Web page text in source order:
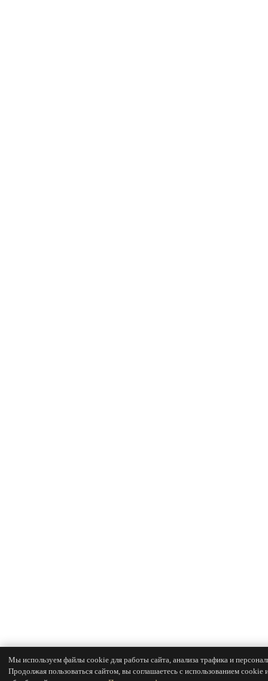
Мы используем файлы cookie для работы сайта, анализа трафика и
Продолжая пользоваться сайтом, вы соглашаетесь с использованием cookie